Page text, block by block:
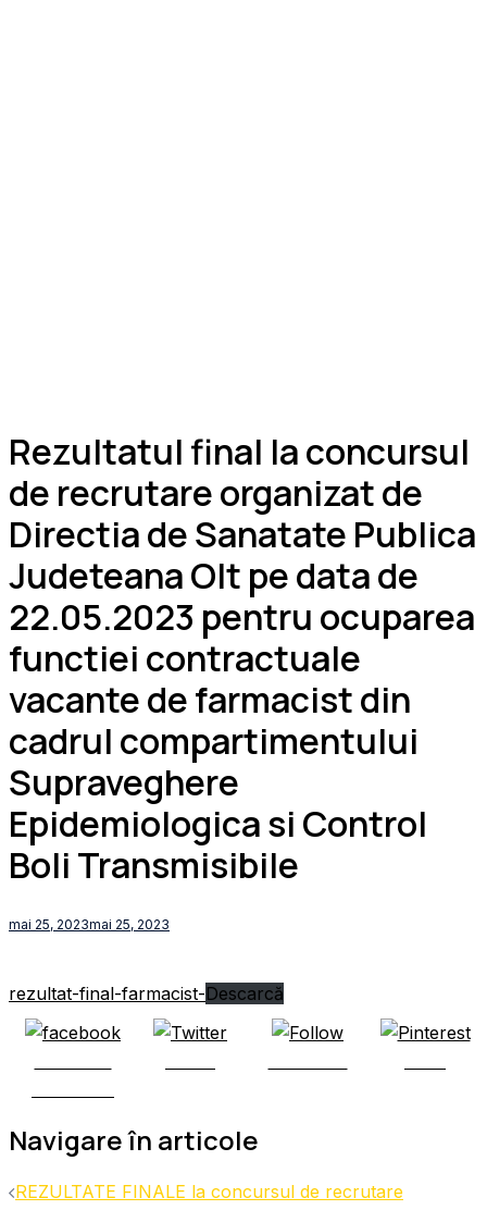
Rezultatul final la concursul
de recrutare organizat de
Directia de Sanatate Publica
Judeteana Olt pe data de
22.05.2023 pentru ocuparea
functiei contractuale
vacante de farmacist din
cadrul compartimentului
Supraveghere
Epidemiologica si Control
Boli Transmisibile
mai 25, 2023mai 25, 2023
rezultat-final-farmacist-Descarcă
Navigare în articole
REZULTATE FINALE la concursul de recrutare